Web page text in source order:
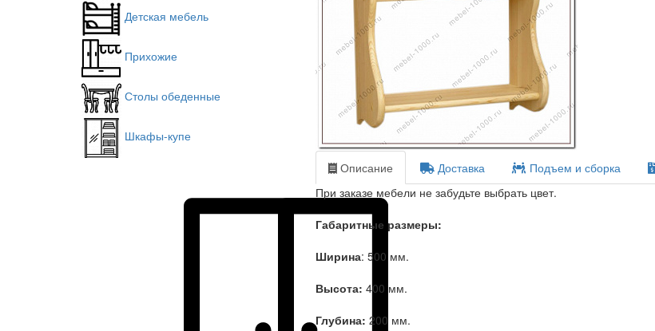
Детская мебель
Прихожие
Столы обеденные
Шкафы-купе
Описание Доставка Подъем и сборка
При заказе мебели не забудьте выбрать цвет.
Габаритные размеры:
Ширина: 500 мм.
Высота: 400 мм.
Глубина: 200 мм.